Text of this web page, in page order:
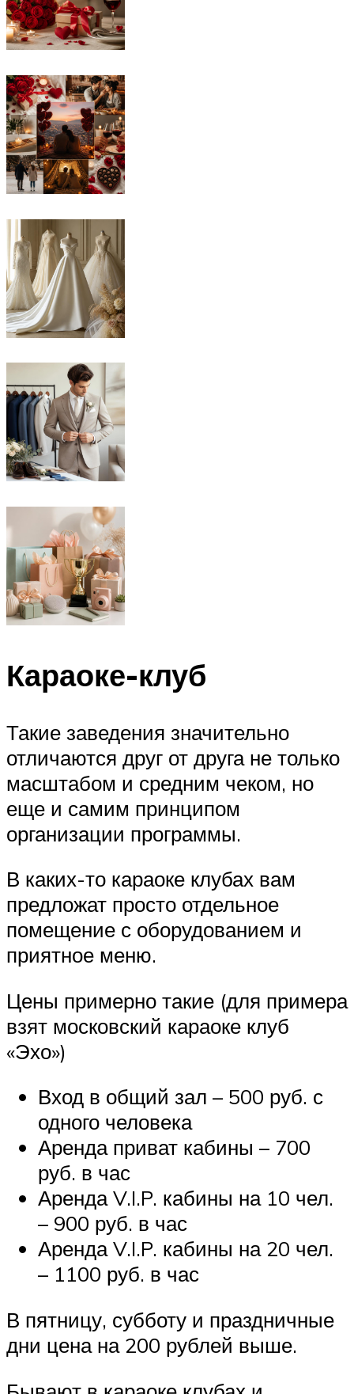
Караоке-клуб
Такие заведения значительно
отличаются друг от друга не только
масштабом и средним чеком, но
еще и самим принципом
организации программы.
В каких-то караоке клубах вам
предложат просто отдельное
помещение с оборудованием и
приятное меню.
Цены примерно такие (для примера
взят московский караоке клуб
«Эхо»)
Вход в общий зал – 500 руб. с
одного человека
Аренда приват кабины – 700
руб. в час
Аренда V.I.P. кабины на 10 чел.
– 900 руб. в час
Аренда V.I.P. кабины на 20 чел.
– 1100 руб. в час
В пятницу, субботу и праздничные
дни цена на 200 рублей выше.